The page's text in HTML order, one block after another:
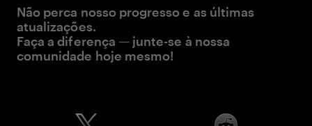
Não perca nosso progresso e as últimas
atualizações.
Faça a diferença — junte-se à nossa
comunidade hoje mesmo!